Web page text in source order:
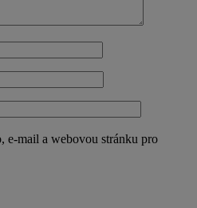
e-mail a webovou stránku pro